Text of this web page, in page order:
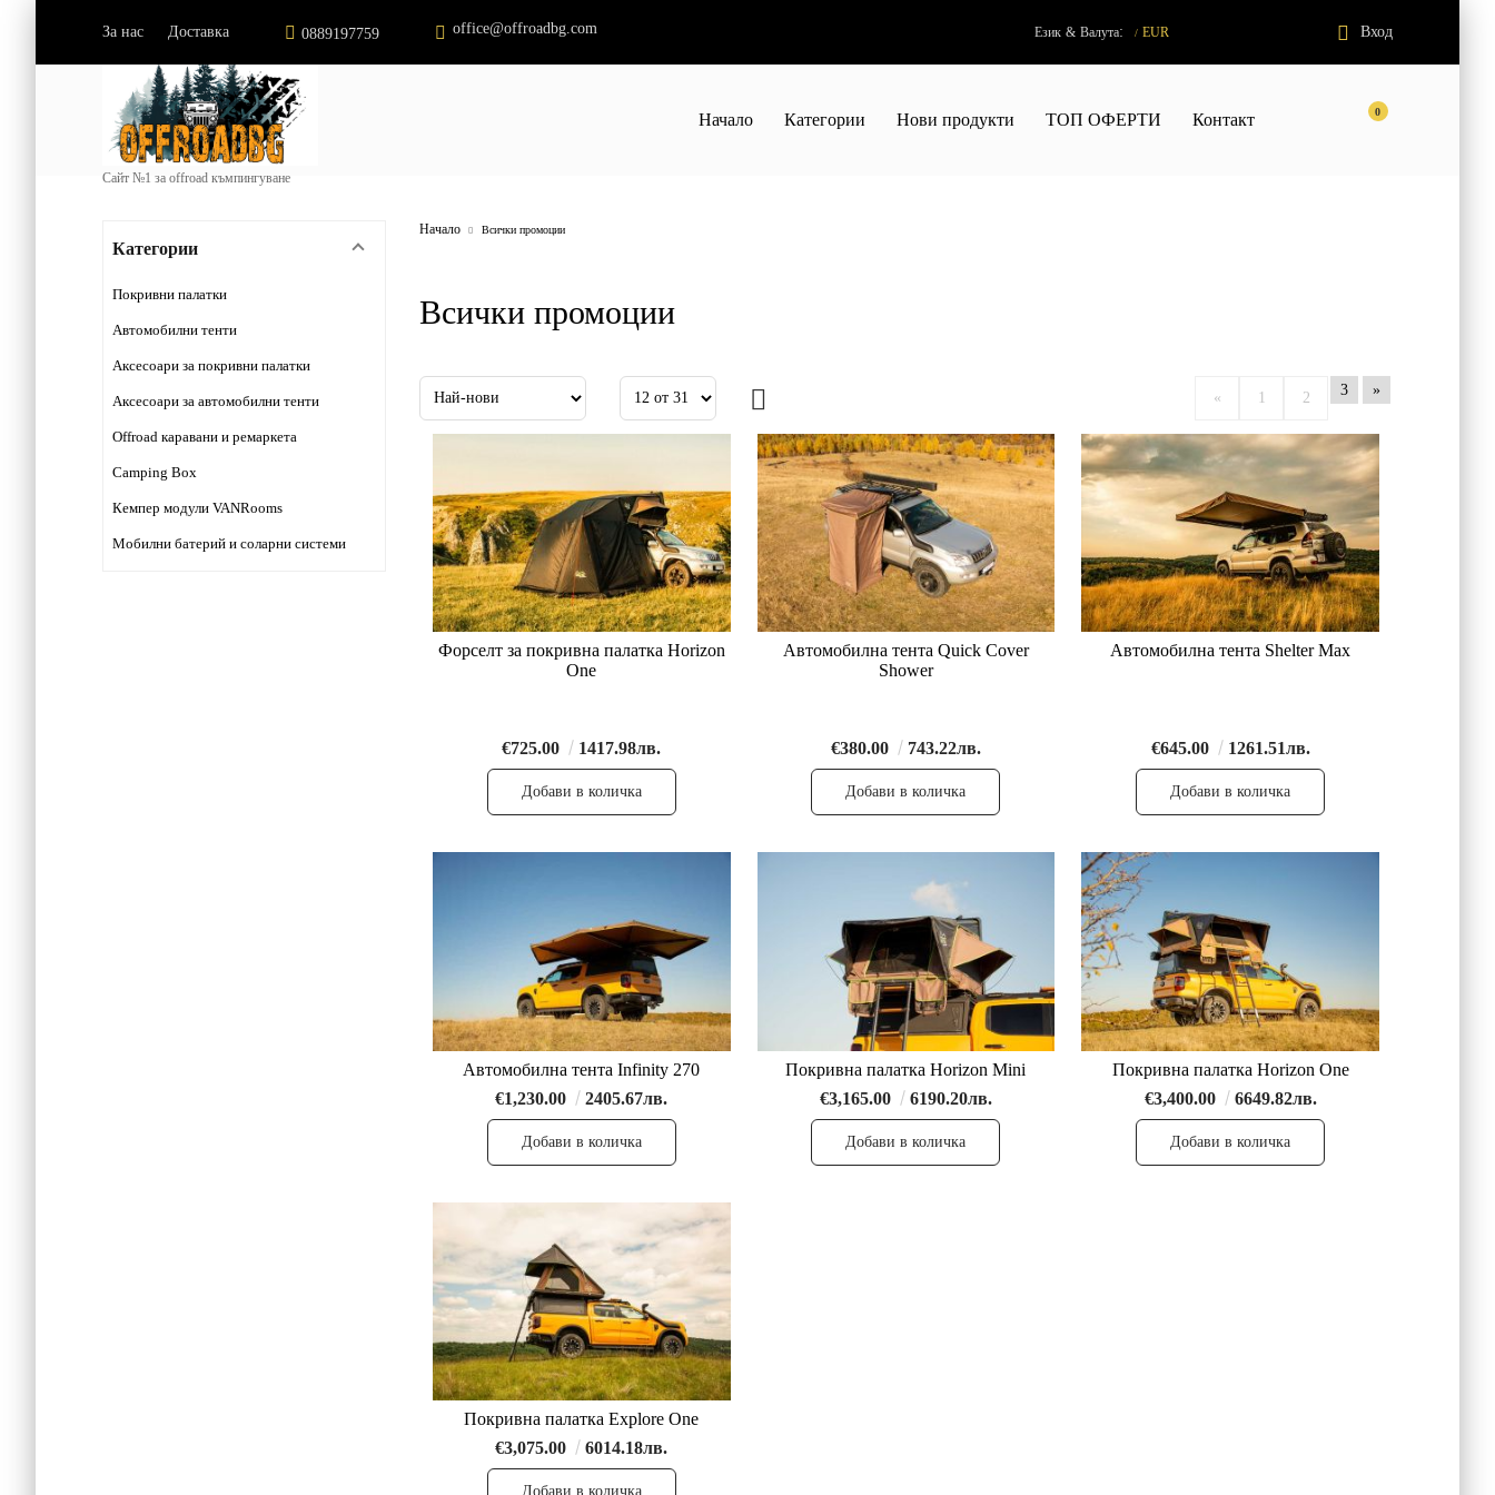
За нас Доставка 0889197759 office@offroadbg.com Език & Валута: / EUR Вход
Сайт №1 за offroad къмпингуване
0
Начало Категории Нови продукти ТОП ОФЕРТИ Контакт
Категории
Покривни палатки
Автомобилни тенти
Аксесоари за покривни палатки
Аксесоари за автомобилни тенти
Offroad каравани и ремаркета
Camping Box
Кемпер модули VANRooms
Мобилни батерий и соларни системи
Начало Всички промоции
Всички промоции
« 1 2 3 »
Форселт за покривна палатка Horizon
One
€725.00 1417.98лв.
Автомобилна тента Quick Cover
Shower
€380.00 743.22лв.
Автомобилна тента Shelter Max
€645.00 1261.51лв.
Автомобилна тента Infinity 270
€1,230.00
2405.67лв.
Покривна палатка Horizon Mini
€3,165.00
6190.20лв.
Покривна палатка Horizon One
€3,400.00
6649.82лв.
Покривна палатка Explore One
€3,075.00
6014.18лв.